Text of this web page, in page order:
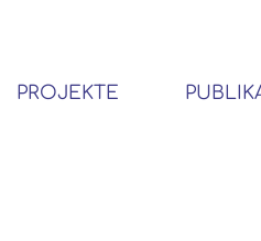
PROJEKTE